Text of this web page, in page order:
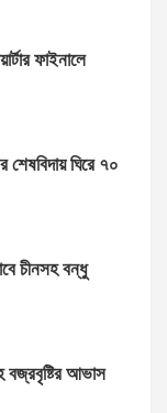
ফাইনালে
শেষবিদায় ঘিরে ৭০
চীনসহ বন্ধু
আভাস